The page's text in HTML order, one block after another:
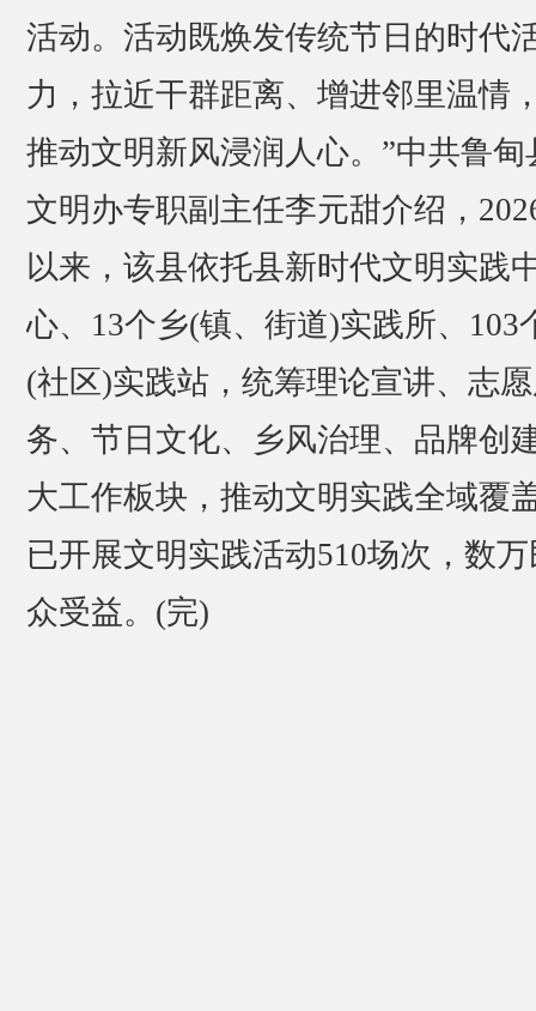
活动。活动既焕发传统节日的时代
力，拉近干群距离、增进邻里温情
推动文明新风浸润人心。”中共鲁甸
文明办专职副主任李元甜介绍，
以来，该县依托县新时代文明实践
心、13个乡(镇、街道)实践所、103
(社区)实践站，统筹理论宣讲、志
务、节日文化、乡风治理、品牌创
大工作板块，推动文明实践全域覆
已开展文明实践活动510场次，数万
众受益。(完)